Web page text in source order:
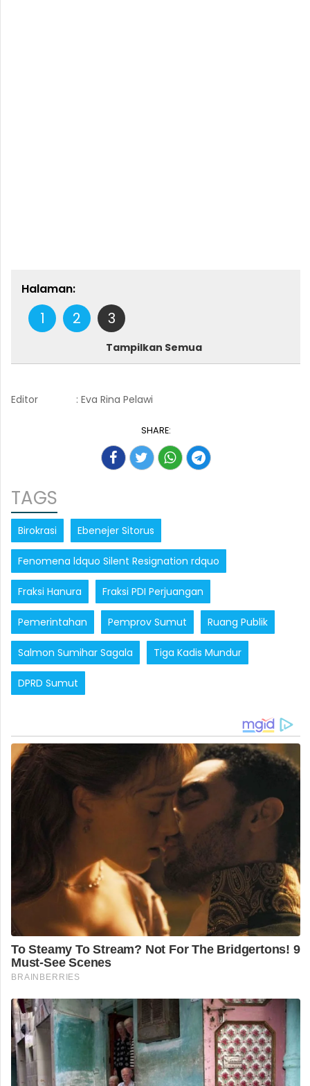
Halaman:
1 2 3
Tampilkan Semua
Editor : Eva Rina Pelawi
SHARE:
TAGS
Birokrasi Ebenejer Sitorus
Fenomena ldquo Silent Resignation rdquo
Fraksi Hanura Fraksi PDI Perjuangan
Pemerintahan Pemprov Sumut Ruang Publik
Salmon Sumihar Sagala Tiga Kadis Mundur
DPRD Sumut